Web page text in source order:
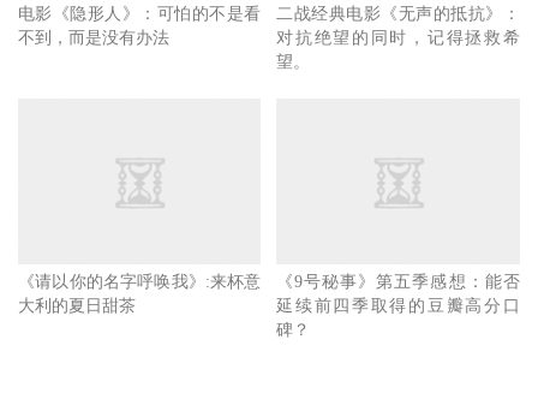
“我们明天要做什么呢？”亚古兽和加布兽一起问道，当太一
和阿和准备回答时，亚古兽和加布兽已经消失，神圣企划的
喔！总有一天一定会再去见你们的！”故事到此结束。《
里面有我们的青春吧！
电影《隐形人》：可怕的不是看
不到，而是没有办法
二战经典电影《无声的抵抗》：
对抗绝望的同时，记得拯救希
望。
《请以你的名字呼唤我》:来杯意
大利的夏日甜茶
《9号秘事》第五季感想：能否
延续前四季取得的豆瓣高分口
碑？